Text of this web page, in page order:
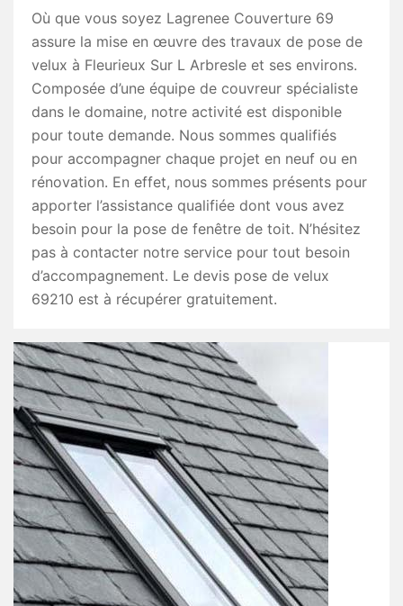
Où que vous soyez Lagrenee Couverture 69
assure la mise en œuvre des travaux de pose de
velux à Fleurieux Sur L Arbresle et ses environs.
Composée d’une équipe de couvreur spécialiste
dans le domaine, notre activité est disponible
pour toute demande. Nous sommes qualifiés
pour accompagner chaque projet en neuf ou en
rénovation. En effet, nous sommes présents pour
apporter l’assistance qualifiée dont vous avez
besoin pour la pose de fenêtre de toit. N’hésitez
pas à contacter notre service pour tout besoin
d’accompagnement. Le devis pose de velux
69210 est à récupérer gratuitement.